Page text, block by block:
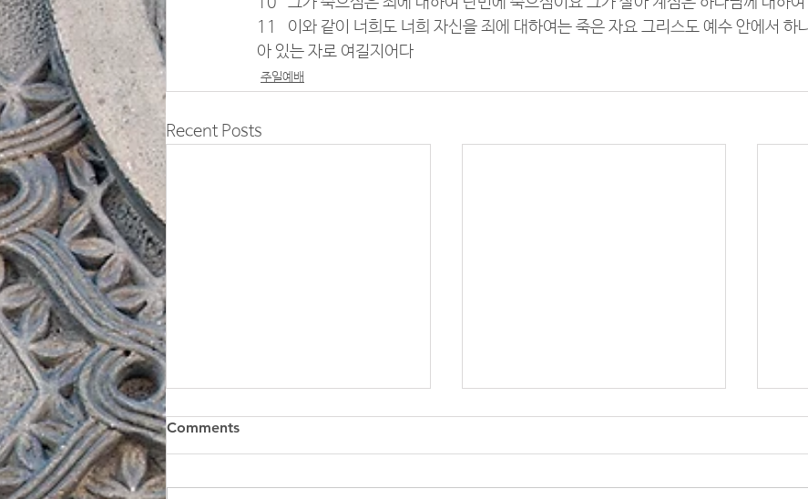
11   이와 같이 너희도 너희 자신을 죄에 대하여는 죽은 자요 그리스도 예수 안에서 하
아 있는 자로 여길지어다
주일예배
Recent Posts
Comments